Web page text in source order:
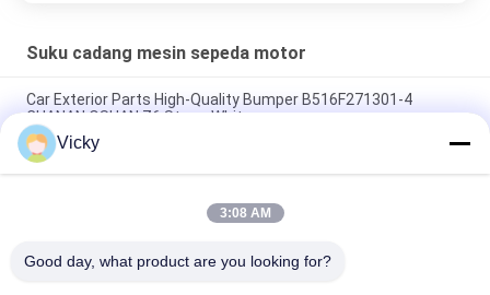
Suku cadang mesin sepeda motor
Car Exterior Parts High-Quality Bumper B516F271301-4
CHANAN OSHAN​ Z6 Starry White
Motor starter Honda EX5 Mesin Sepeda Motor suku cadang
Grosir Murah Dengan Kinerja Tinggi
Sepeda motor busi untuk CPR8EAIX-9 China Pemasok Sistem
Vicky
3:08 AM
Good day, what product are you looking for?